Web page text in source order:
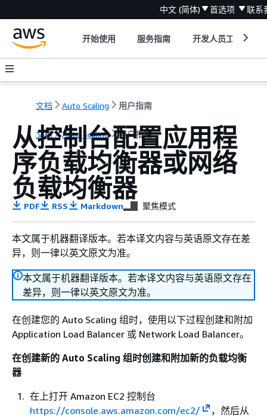
中文 (简体) 首选项 联系
开始使用 服务指南 开发人员工具
文档 Auto Scaling 用户指南
文档 Auto Scaling 用户指南
从控制台配置应用程
序负载均衡器或网络
负载均衡器
PDF RSS Markdown 聚焦模式
本文属于机器翻译版本。若本译文内容与英语原文存在差
异，则一律以英文原文为准。
本文属于机器翻译版本。若本译文内容与英语原文存在
差异，则一律以英文原文为准。
在创建您的 Auto Scaling 组时，使用以下过程创建和附加
Application Load Balancer 或 Network Load Balancer。
在创建新的 Auto Scaling 组时创建和附加新的负载均衡
器
在上打开 Amazon EC2 控制台
https://console.aws.amazon.com/ec2/
，然后从